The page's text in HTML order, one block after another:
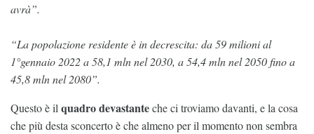
avrà”.
“La popolazione residente è in decrescita: da 59 milioni al
1°gennaio 2022 a 58,1 mln nel 2030, a 54,4 mln nel 2050 fino a
45,8 mln nel 2080”.
Questo è il quadro devastanteche ci troviamo davanti, e la cosa
che più desta sconcerto è che almeno per il momento non sembra